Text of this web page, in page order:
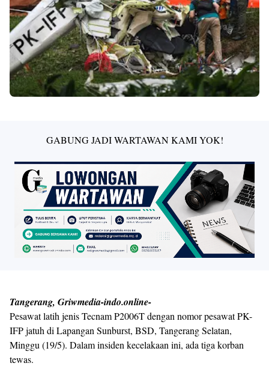
GABUNG JADI WARTAWAN KAMI YOK!
Tangerang, Griwmedia-indo.online-
Pesawat latih jenis Tecnam P2006T dengan nomor pesawat PK-
IFP jatuh di Lapangan Sunburst, BSD, Tangerang Selatan,
Minggu (19/5). Dalam insiden kecelakaan ini, ada tiga korban
tewas.